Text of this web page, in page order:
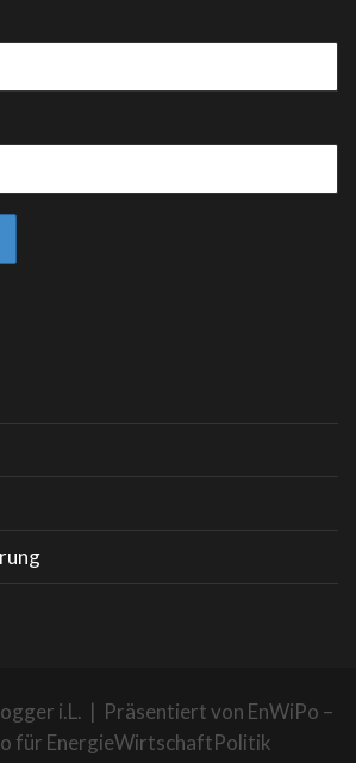
i.L. | Präsentiert von EnWiPo –
für EnergieWirtschaftPolitik